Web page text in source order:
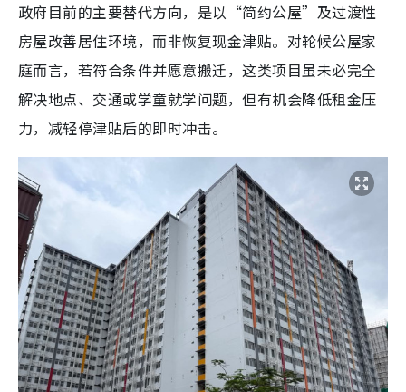
政府目前的主要替代方向，是以“简约公屋”及过渡性
房屋改善居住环境，而非恢复现金津贴。对轮候公屋家
庭而言，若符合条件并愿意搬迁，这类项目虽未必完全
解决地点、交通或学童就学问题，但有机会降低租金压
力，减轻停津贴后的即时冲击。